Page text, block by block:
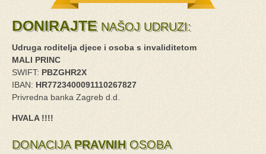
DONIRAJTENAŠOJ UDRUZI:
Udruga roditelja djece i osoba s invaliditetom
MALI PRINC
SWIFT: PBZGHR2X
IBAN: HR7723400091110267827
Privredna banka Zagreb d.d.
HVALA !!!!
DONACIJA PRAVNIH OSOBA